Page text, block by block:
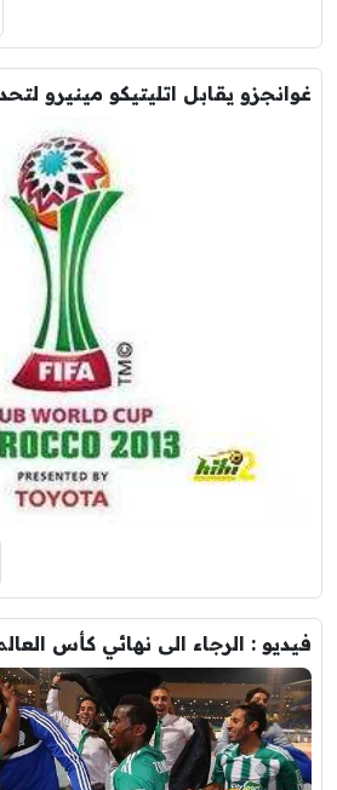
غوانجزو يقابل اتليتيكو مينيرو
فيديو : الرجاء الى نهائي كأس